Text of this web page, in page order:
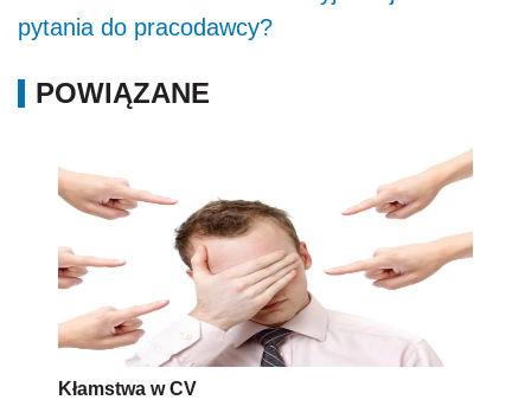
pytania do pracodawcy?
POWIĄZANE
Kłamstwa w CV